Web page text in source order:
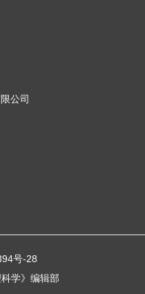
公司
号-28
学》编辑部